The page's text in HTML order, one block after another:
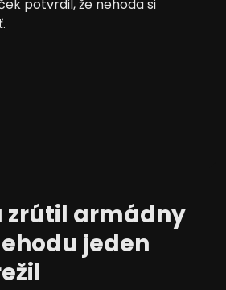
zrútil armádny
jeden